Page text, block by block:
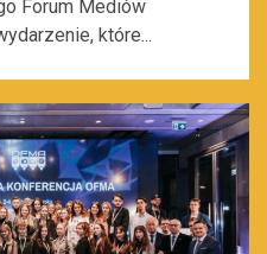
Forum Mediów
które...